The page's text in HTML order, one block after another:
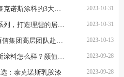
装修看过来：墙面装修选泰克诺斯涂料的3大理由 2023-10-31
即刷即住的泰克诺斯博拉系列，打造理想的居住体验 2023-10-31
携手三载，筑梦同行 | 申酉信集团高层团队赴芬兰实地考察泰克诺斯工厂 2023-10-13
装修涂料怎么选？泰克诺斯涂料怎么样？颜值功能同在线，带你入住健康环保家 2023-09-28
：泰克诺斯乳胶漆 2023-09-28